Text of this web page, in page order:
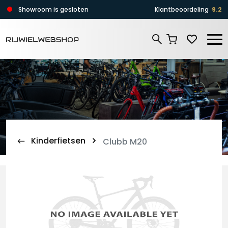
Zoeken
Showroom is gesloten Klantbeoordeling 9.2
Kinderfietsen Clubb M20